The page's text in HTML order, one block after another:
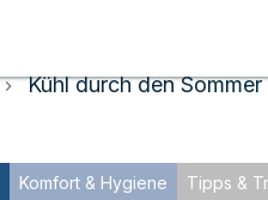
Kühl durch den Sommer
Komfort & Hygiene Tipps &